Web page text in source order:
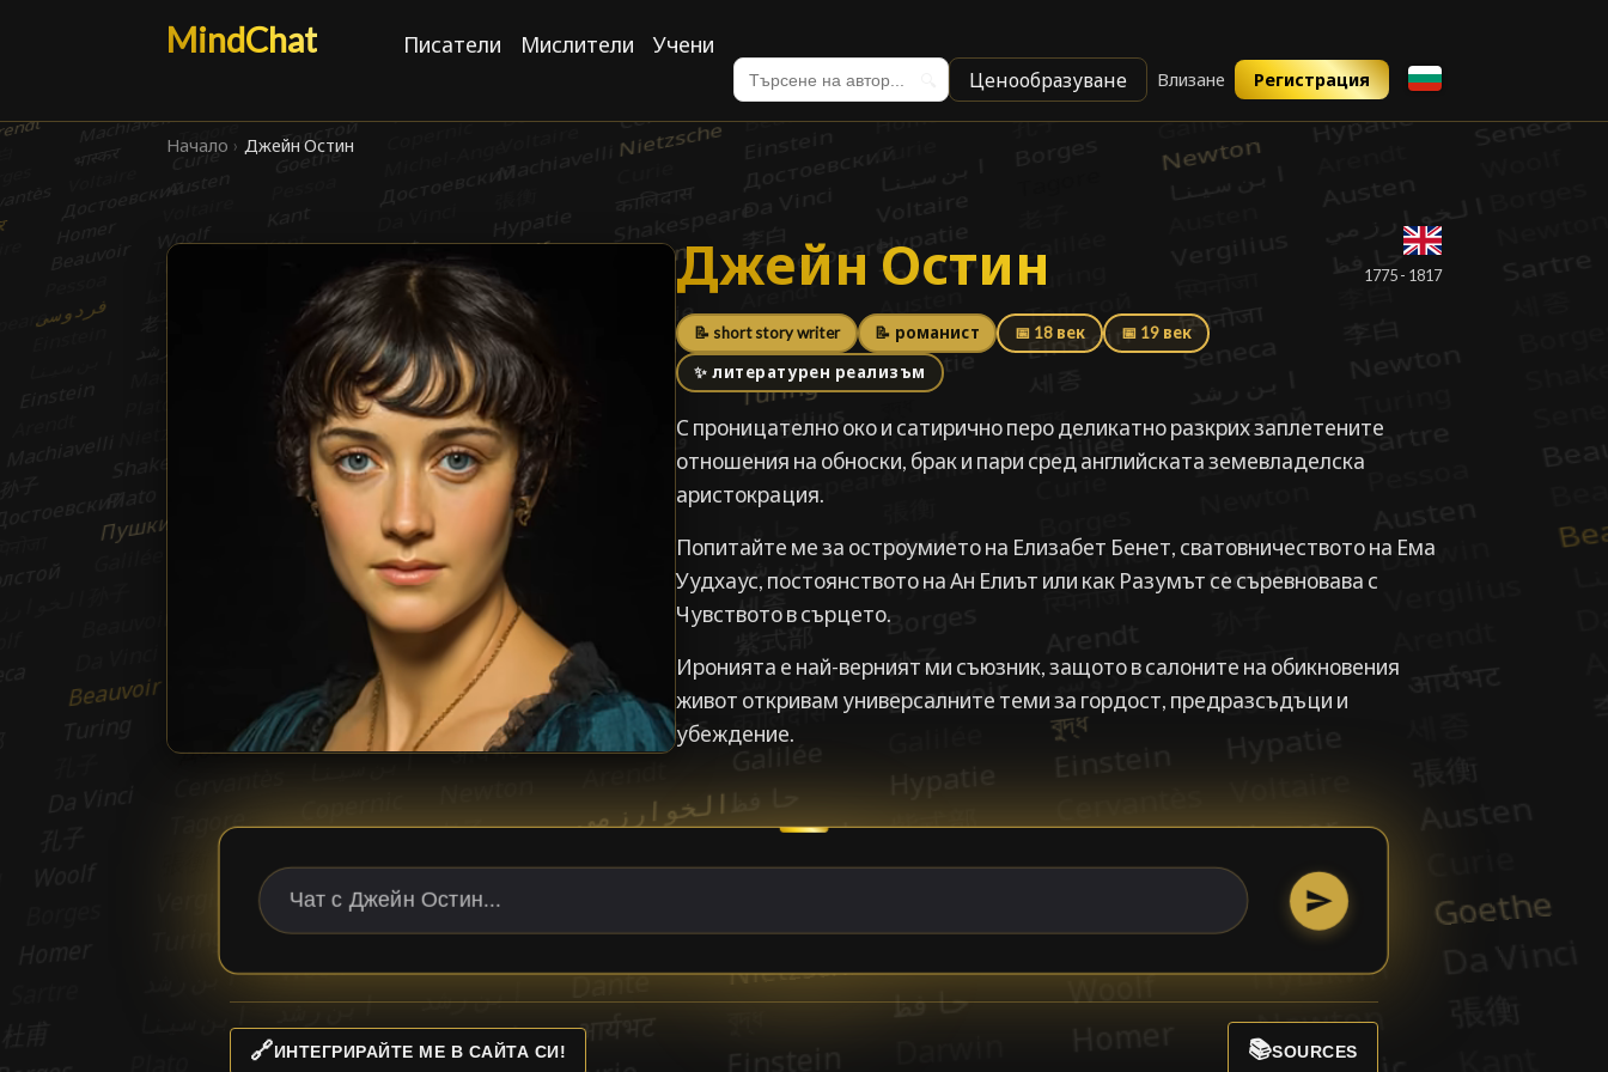
MindChat Писатели Мислители Учени
Ценообразуване Влизане Регистрация
Начало › Джейн Остин
Джейн Остин
Джейн Остин 1775 - 1817
📝 short story writer 📝 романист 📅 18 век 📅 19 век
✨ литературен реализъм
С проницателно око и сатирично перо деликатно разкрих заплетените
отношения на обноски, брак и пари сред английската земевладелска
аристокрация.
Попитайте ме за остроумието на Елизабет Бенет, сватовничеството на Ема
Уудхаус, постоянството на Ан Елиът или как Разумът се съревновава с
Чувството в сърцето.
Иронията е най-верният ми съюзник, защото в салоните на обикновения
живот откривам универсалните теми за гордост, предразсъдъци и
убеждение.
🔗ИНТЕГРИРАЙТЕ МЕ В САЙТА СИ! 📚SOURCES